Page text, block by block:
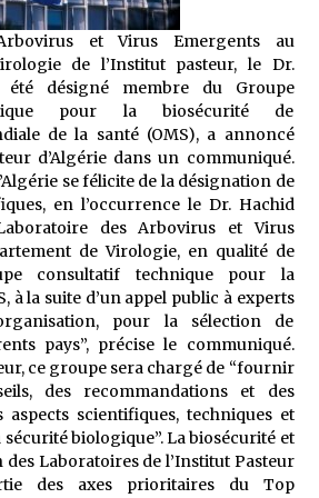
ago
nocturne dans le désert (Un conte
ago
targui/ Quand la tête est vide
ans ago
orale/ D’où viennent les contes et à
ans ago
et Virus Emergents au
de l’Institut pasteur, le Dr.
été désigné membre du Groupe
pour la biosécurité de
de la santé (OMS), a annoncé
d’Algérie dans un communiqué.
se félicite de la désignation de
en l’occurrence le Dr. Hachid
des Arbovirus et Virus
de Virologie, en qualité de
consultatif technique pour la
à la suite d’un appel public à experts
pour la sélection de
pays”, précise le communiqué.
ce groupe sera chargé de “fournir
des recommandations et des
scientifiques, techniques et
sécurité biologique”. La biosécurité et
des Laboratoires de l’Institut Pasteur
des axes prioritaires du Top